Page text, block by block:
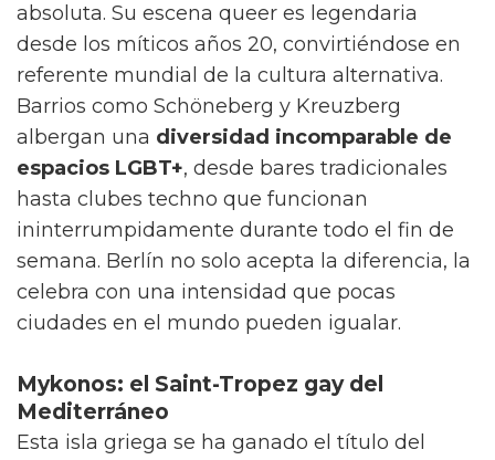
absoluta. Su escena queer es legendaria
desde los míticos años 20, convirtiéndose en
referente mundial de la cultura alternativa.
Barrios como Schöneberg y Kreuzberg
albergan una diversidad incomparable de
espacios LGBT+, desde bares tradicionales
hasta clubes techno que funcionan
ininterrumpidamente durante todo el fin de
semana. Berlín no solo acepta la diferencia, la
celebra con una intensidad que pocas
ciudades en el mundo pueden igualar.
Mykonos: el Saint-Tropez gay del
Mediterráneo
Esta isla griega se ha ganado el título del